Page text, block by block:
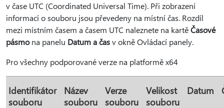
v čase UTC (Coordinated Universal Time). Při zobrazení
informací o souboru jsou převedeny na místní čas. Rozdíl
mezi místním časem a časem UTC naleznete na kartěČasové
pásmona panelu Datum a časv okně Ovládací panely.
Pro všechny podporované verze na platformě x64
Identifikátor
souboru
Název
souboru
Verze
souboru
Velikost
souboru
Datum